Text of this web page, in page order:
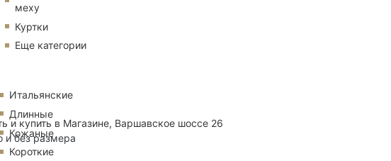
меху
Куртки
Еще категории
Итальянские
Длинные
Кожаные
Короткие
и купить в Магазине, Варшавское шоссе 26
и без размера